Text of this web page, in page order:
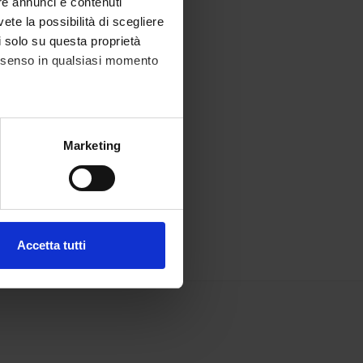
la possibilità di scegliere
su questa proprietà
in qualsiasi momento
metro,Marketing
Accetta tutti